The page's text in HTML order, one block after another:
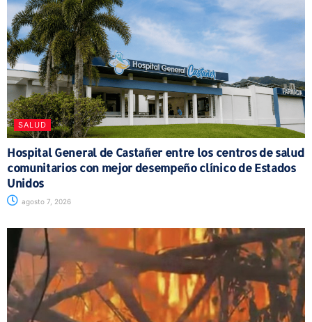
SALUD
Hospital General de Castañer entre los centros de salud
comunitarios con mejor desempeño clínico de Estados
Unidos
agosto 7, 2026